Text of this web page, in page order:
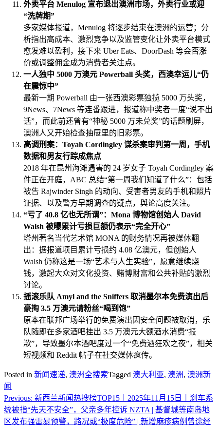
外卖平台 Menulog 宣布退出澳洲市场，外卖行业或迎
“洗牌期”
多家媒体报道，Menulog 将逐步结束在澳洲的运营；分
析指出高成本、激烈竞争以及监管变化让外卖平台模式
愈发难以盈利，接下来 Uber Eats、DoorDash 等会否涨
价或调整佣金成为消费者关注点。
一人独中 5000 万澳元 Powerball 头奖，西澳幸运儿“仍
在震惊中”
最新一期 Powerball 由一张西澳彩票独揽 5000 万头奖，
9News、7News 等连番跟进，报道称中奖者一度“说不出
话”，而此前还曾有“神秘 5000 万未兑奖”的话题刷屏，
澳洲人又开始检查抽屉里的旧彩票。
高调刑案：Toyah Cordingley 谋杀案审判第一周，手机
数据和男友行踪成焦点
2018 年在昆州海滩遇害的 24 岁女子 Toyah Cordingley 案
件正在开庭，ABC 总结“第一周我们知道了什么”：包括
被告 Rajwinder Singh 的动向、受害者男友的手机和照片
证据、以及警方早期调查的疑点，舆论高度关注。
“亏了 40.8 亿也无所谓”：Mona 博物馆创始人 David
Walsh 被曝累计亏损巨额仍表示“完全开心”
塔州著名当代艺术馆 MONA 的财务情况再被媒体翻
出：据报道项目累计亏损约 4.08 亿澳元，但创始人
Walsh 仍称这是一场“艺术与人生实验”，愿意继续烧
钱，激起大众对文化投资、赌博财富和公共补贴的激烈
讨论。
摇滚乐队 Amyl and the Sniffers 取消墨尔本免费演出后
豪掏 3.5 万澳元请粉丝“喝到饱”
原本在联邦广场举行的免费演出因安全问题被取消，乐
队随即在多家酒吧挂出 3.5 万澳元大额酒水消费“报
歉”，导致墨尔本酒吧度过一个“免费酒狂欢之夜”，相关
短视频和 Reddit 帖子在社交媒体疯传。
Posted in 新闻速递, 澳洲全搜索Tagged 澳大利亚, 澳洲, 澳洲新
闻
Post
navigation
Previous: 新西兰新闻热搜榜TOP15｜2025年11月15日｜刹车系
统被指“先天不安全”，父亲多年控诉 NZTA | 基督城等南岛地
区发布强雷暴预警，路况或“极度危险” | 新增麻疹病例曾途经